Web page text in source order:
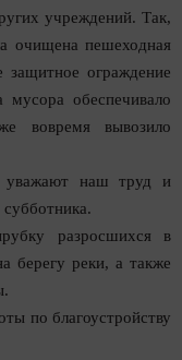
учреждений. Так,
очищена пеше­ходная
ограждение
обеспечивало
вовремя вывозило
уважают наш труд и
разрос­шихся в
бе­регу реки, а также
по благоустройству